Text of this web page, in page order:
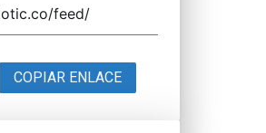
COPIAR ENLACE